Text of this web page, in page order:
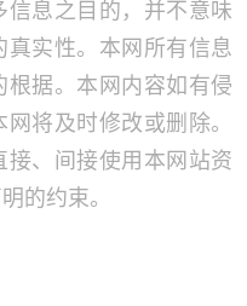
信息之目的，并不意味
真实性。本网所有信息
据。本网内容如有侵
将及时修改或删除。
接、间接使用本网站资
的约束。